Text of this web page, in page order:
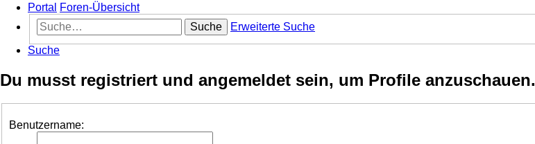
Portal
Foren-Übersicht
Suche
Erweiterte Suche
Suche
Du musst registriert und angemeldet sein, um Profile anzuschauen.
Benutzername: